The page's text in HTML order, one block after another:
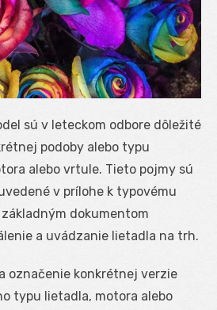
sú v leteckom odbore dôležité
podoby alebo typu
alebo vrtule. Tieto pojmy sú
v prílohe k typovému
dokumentom
a uvádzanie lietadla na trh.
označenie konkrétnej verzie
typu lietadla, motora alebo